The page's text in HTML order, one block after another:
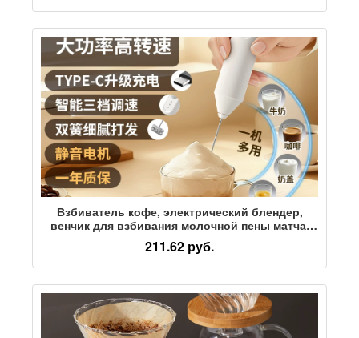
Взбиватель кофе, электрический блендер,
венчик для взбивания молочной пены матча,
палочка для перемешивания кофе, ручная
машина для взбивания молочной пены 2313
211.62 руб.